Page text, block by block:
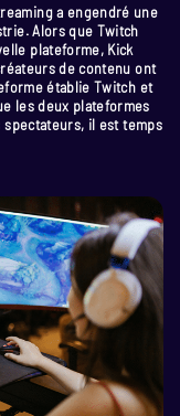
a engendré une
Alors que Twitch
plateforme, Kick
de contenu ont
établie Twitch et
les deux plateformes
il est temps